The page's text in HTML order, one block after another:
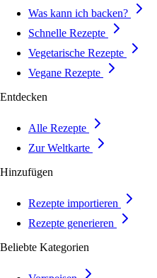
Was kann ich backen?
Schnelle Rezepte
Vegetarische Rezepte
Vegane Rezepte
Entdecken
Alle Rezepte
Zur Weltkarte
Hinzufügen
Rezepte importieren
Rezepte generieren
Beliebte Kategorien